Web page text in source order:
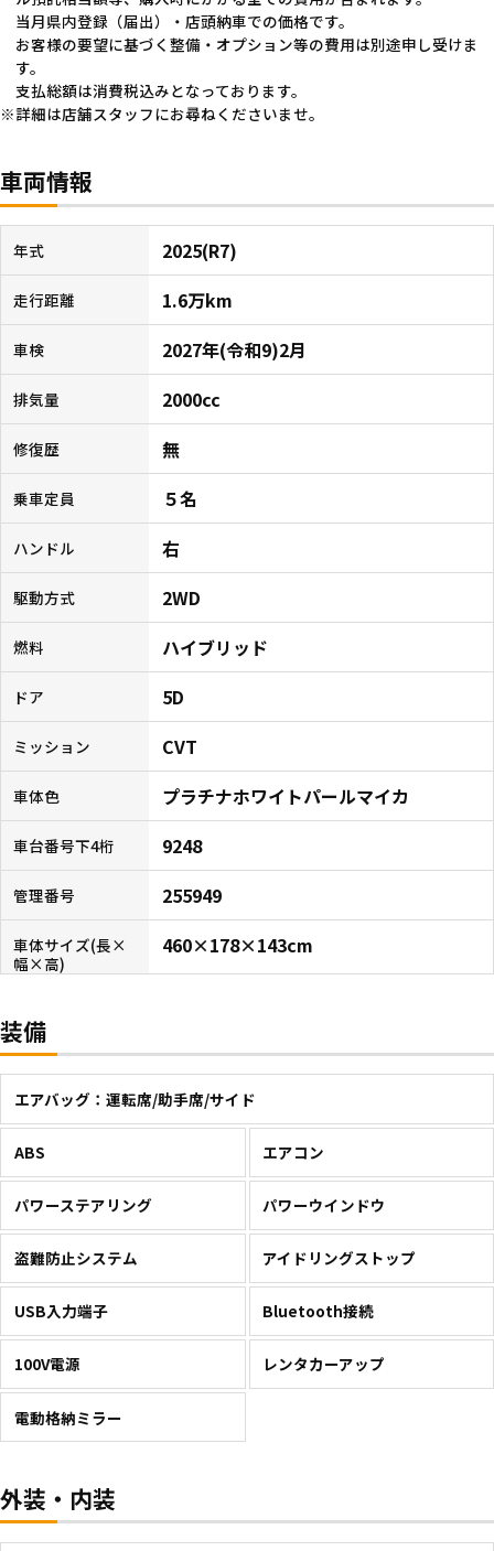
当月県内登録（届出）・店頭納車での価格です。
お客様の要望に基づく整備・オプション等の費用は別途申し受けま
す。
支払総額は消費税込みとなっております。
詳細は店舗スタッフにお尋ねくださいませ。
車両情報
年式 2025(R7)
走行距離 1.6万km
車検 2027年(令和9)2月
排気量 2000cc
修復歴 無
乗車定員 ５名
ハンドル 右
駆動方式 2WD
燃料 ハイブリッド
ドア 5D
ミッション CVT
車体色 プラチナホワイトパールマイカ
車台番号下4桁 9248
管理番号 255949
車体サイズ(長×
幅×高)
460×178×143cm
装備
エアバッグ：運転席/助手席/サイド
ABS エアコン
パワーステアリング パワーウインドウ
盗難防止システム アイドリングストップ
USB入力端子 Bluetooth接続
100V電源 レンタカーアップ
電動格納ミラー
外装・内装